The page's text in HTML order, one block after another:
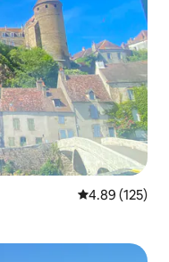
औसत रेटिंग 5 में से
4.89 (125)